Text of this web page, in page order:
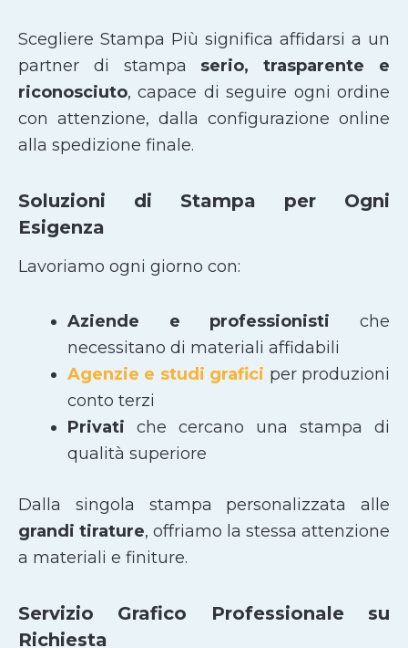
Scegliere Stampa Più significa affidarsi a un
partner di stampa serio, trasparente e
riconosciuto, capace di seguire ogni ordine
con attenzione, dalla configurazione online
alla spedizione finale.
Soluzioni di Stampa per Ogni
Esigenza
Lavoriamo ogni giorno con:
Aziende e professionisti che
necessitano di materiali affidabili
Agenzie e studi grafici per produzioni
conto terzi
Privati che cercano una stampa di
qualità superiore
Dalla singola stampa personalizzata alle
grandi tirature, offriamo la stessa attenzione
a materiali e finiture.
Servizio Grafico Professionale su
Richiesta